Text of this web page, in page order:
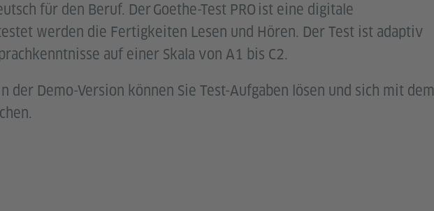
für den Beruf. Der Goethe-Test PRO ist eine digitale
werden die Fertigkeiten Lesen und Hören. Der Test ist adaptiv
auf einer Skala von A1 bis C2.
der Demo-Version können Sie Test-Aufgaben lösen und sich mit dem